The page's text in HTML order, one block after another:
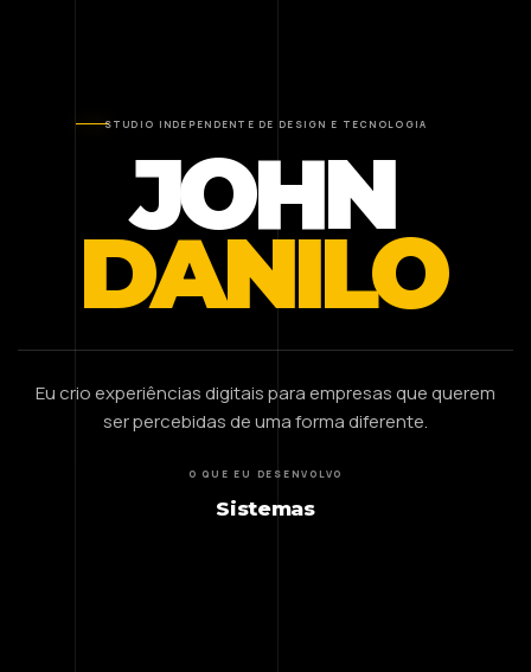
STUDIO INDEPENDENTE DE DESIGN E TECNOLOGIA
JOHN
DANILO
Eu crio experiências digitais para empresas que querem
ser percebidas de uma forma diferente.
O QUE EU DESENVOLVO
Sistemas